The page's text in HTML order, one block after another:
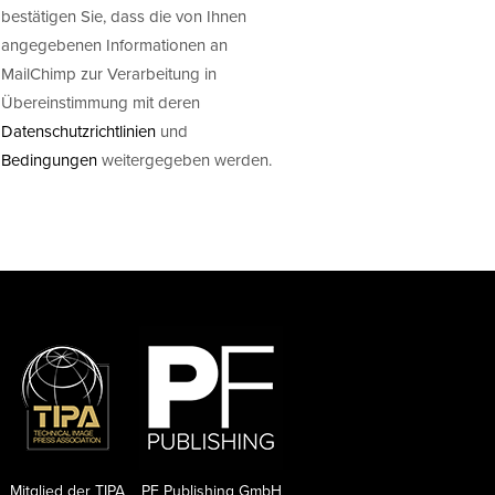
bestätigen Sie, dass die von Ihnen
angegebenen Informationen an
MailChimp zur Verarbeitung in
Übereinstimmung mit deren
Datenschutzrichtlinien und
Bedingungenweitergegeben werden.
PF Publishing GmbH
Mitglied der TIPA